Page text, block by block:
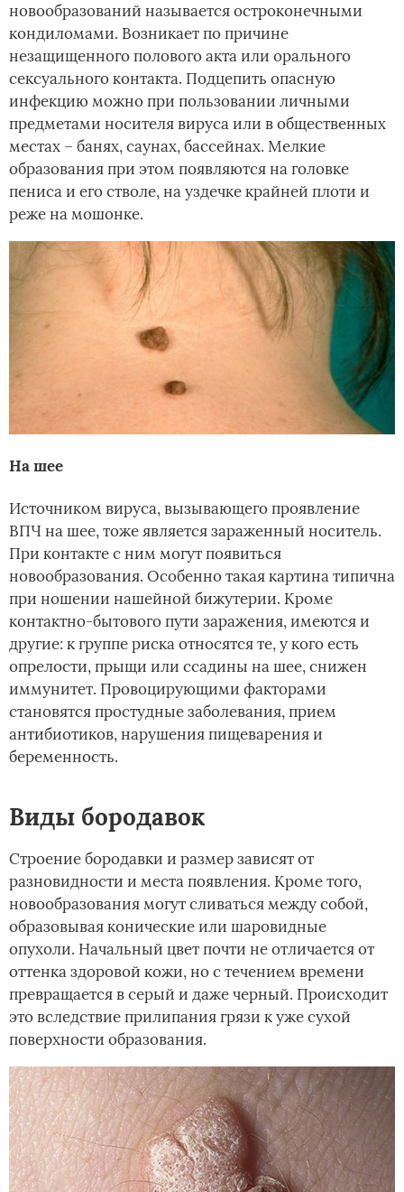
новообразований называется остроконечными
кондиломами. Возникает по причине
незащищенного полового акта или орального
сексуального контакта. Подцепить опасную
инфекцию можно при пользовании личными
предметами носителя вируса или в общественных
местах – банях, саунах, бассейнах. Мелкие
образования при этом появляются на головке
пениса и его стволе, на уздечке крайней плоти и
реже на мошонке.
На шее
Источником вируса, вызывающего проявление
ВПЧ на шее, тоже является зараженный носитель.
При контакте с ним могут появиться
новообразования. Особенно такая картина типична
при ношении нашейной бижутерии. Кроме
контактно-бытового пути заражения, имеются и
другие: к группе риска относятся те, у кого есть
опрелости, прыщи или ссадины на шее, снижен
иммунитет. Провоцирующими факторами
становятся простудные заболевания, прием
антибиотиков, нарушения пищеварения и
беременность.
Виды бородавок
Строение бородавки и размер зависят от
разновидности и места появления. Кроме того,
новообразования могут сливаться между собой,
образовывая конические или шаровидные
опухоли. Начальный цвет почти не отличается от
оттенка здоровой кожи, но с течением времени
превращается в серый и даже черный. Происходит
это вследствие прилипания грязи к уже сухой
поверхности образования.